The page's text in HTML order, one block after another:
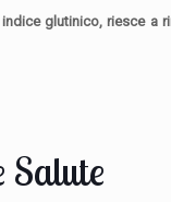
glutinico, riesce a